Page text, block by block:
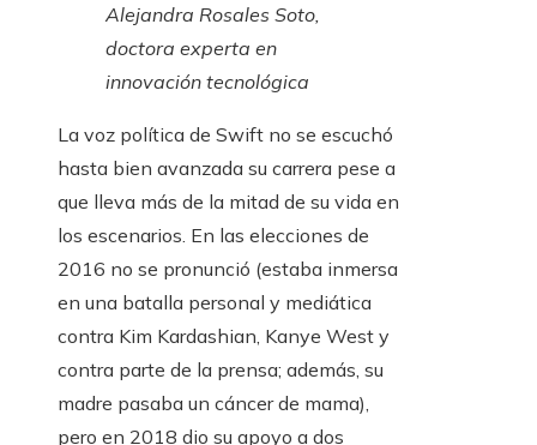
Alejandra Rosales Soto,
doctora experta en
innovación tecnológica
La voz política de Swift no se escuchó
hasta bien avanzada su carrera pese a
que lleva más de la mitad de su vida en
los escenarios. En las elecciones de
2016 no se pronunció (estaba inmersa
en una batalla personal y mediática
contra Kim Kardashian, Kanye West y
contra parte de la prensa; además, su
madre pasaba un cáncer de mama),
pero en 2018 dio su apoyo a dos